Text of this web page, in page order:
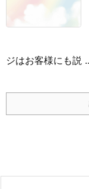
ジはお客様にも説